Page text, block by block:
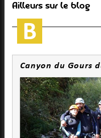
Ailleurs sur le blog
Canyon du Gours